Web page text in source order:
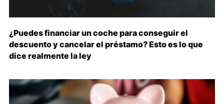
¿Puedes financiar un coche para conseguir el
descuento y cancelar el préstamo? Esto es lo que
dice realmente la ley